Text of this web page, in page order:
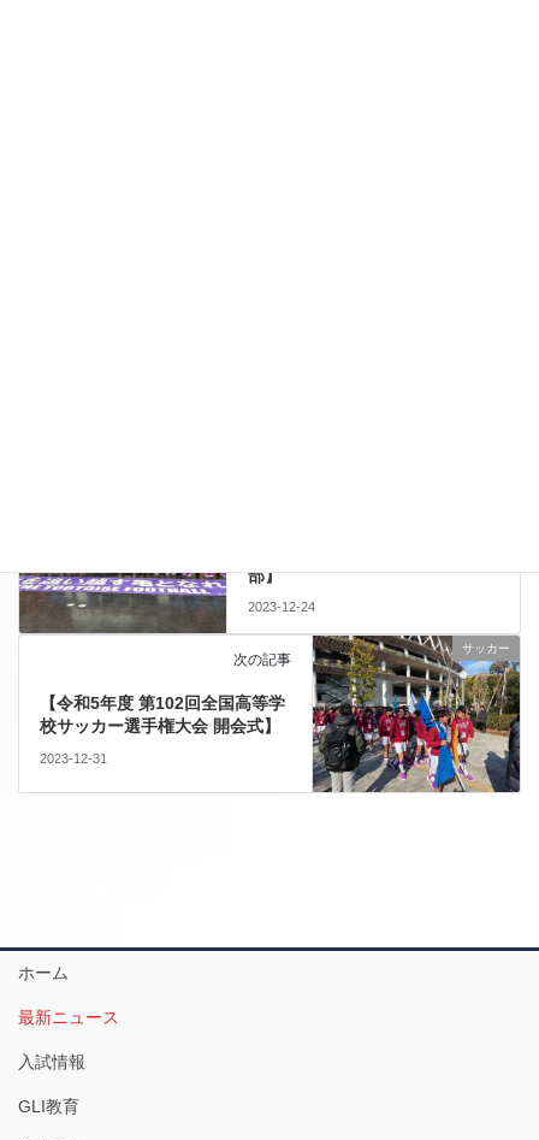
部】
2023-12-24
サッカー
次の記事
【令和5年度 第102回全国高等学
校サッカー選手権大会 開会式】
2023-12-31
ホーム
最新ニュース
入試情報
GLI教育